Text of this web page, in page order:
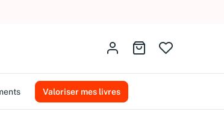
Identifiez-vousAller au panier
Valoriser mes livres